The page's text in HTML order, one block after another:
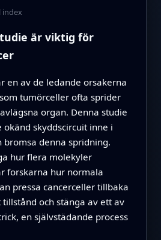
index
är viktig för
en av de ledande orsakerna
tumörceller ofta sprider
organ. Denna studie
skyddscircuit inne i
denna spridning.
hur flera molekyler
forskarna hur normala
pressa cancerceller tillbaka
och stänga av ett av
en självstädande process